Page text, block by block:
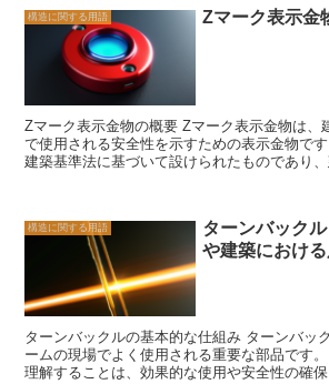
構造に関する用語 Zマーク表示金
Zマーク表示金物の概要 Zマーク表示金物は、建築物や公共施設など
で使用される安全性を示すための表示金物で
建築基準法に基づいて設けられたものであり、
どが表示されます。また、防火性を示すため
防火扉の設置状況などが表示されます。 Zマーク表示金物は、建物の
安全性を確認するだけでなく、利用者や住民
る役割を果たしています。建物にZマークが表
その建物が安全であることを示す証拠となりま
急時には、Zマーク表示金物を参考にして適切
きます。 Zマーク表示金物は、建築基準法に基づいて設けられている
ため、建物の設計や施工においては、厳しい
ます。また、Zマーク表示金物は定期的な点検
構造に関する用語
ターンバック
や建築におけ
ターンバックルの基本的な仕組み ターンバックルは、建築やリフォ
ームの現場でよく使用される重要な部品です
理解することは、効果的な使用や安全性の確保